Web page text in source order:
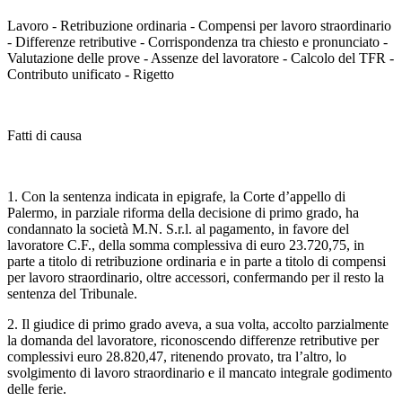
Lavoro - Retribuzione ordinaria - Compensi per lavoro straordinario
- Differenze retributive - Corrispondenza tra chiesto e pronunciato -
Valutazione delle prove - Assenze del lavoratore - Calcolo del TFR -
Contributo unificato - Rigetto
Fatti di causa
1. Con la sentenza indicata in epigrafe, la Corte d’appello di
Palermo, in parziale riforma della decisione di primo grado, ha
condannato la società M.N. S.r.l. al pagamento, in favore del
lavoratore C.F., della somma complessiva di euro 23.720,75, in
parte a titolo di retribuzione ordinaria e in parte a titolo di compensi
per lavoro straordinario, oltre accessori, confermando per il resto la
sentenza del Tribunale.
2. Il giudice di primo grado aveva, a sua volta, accolto parzialmente
la domanda del lavoratore, riconoscendo differenze retributive per
complessivi euro 28.820,47, ritenendo provato, tra l’altro, lo
svolgimento di lavoro straordinario e il mancato integrale godimento
delle ferie.